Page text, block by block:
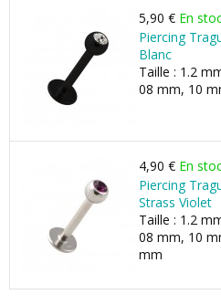
5,90 € En
Piercing
Blanc
Taille : 1.2
08 mm, 10
4,90 € En
Piercing
Strass Violet
Taille : 1.2
08 mm, 10
mm